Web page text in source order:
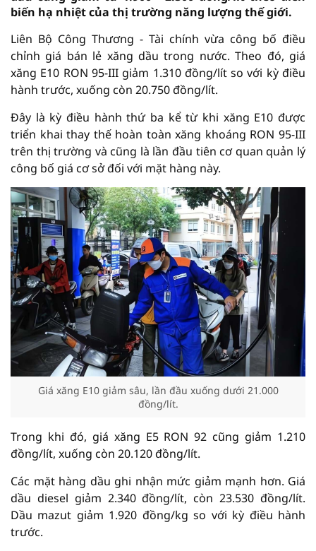
biến hạ nhiệt của thị trường năng lượng thế giới.
Liên Bộ Công Thương - Tài chính vừa công bố điều
chỉnh giá bán lẻ xăng dầu trong nước. Theo đó, giá
xăng E10 RON 95-III giảm 1.310 đồng/lít so với kỳ điều
hành trước, xuống còn 20.750 đồng/lít.
Đây là kỳ điều hành thứ ba kể từ khi xăng E10 được
triển khai thay thế hoàn toàn xăng khoáng RON 95-III
trên thị trường và cũng là lần đầu tiên cơ quan quản lý
công bố giá cơ sở đối với mặt hàng này.
Giá xăng E10 giảm sâu, lần đầu xuống dưới 21.000
đồng/lít.
Trong khi đó, giá xăng E5 RON 92 cũng giảm 1.210
đồng/lít, xuống còn 20.120 đồng/lít.
Các mặt hàng dầu ghi nhận mức giảm mạnh hơn. Giá
dầu diesel giảm 2.340 đồng/lít, còn 23.530 đồng/lít.
Dầu mazut giảm 1.920 đồng/kg so với kỳ điều hành
trước.